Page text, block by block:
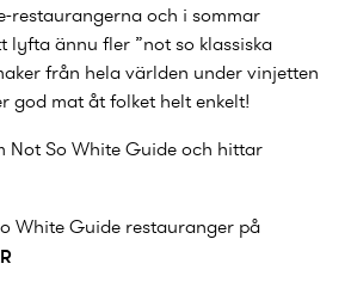
restaurangerna och i sommar
ännu fler ”not so klassiska
från hela världen under vinjetten
god mat åt folket helt enkelt!
Not So White Guide och hittar
White Guide restauranger på